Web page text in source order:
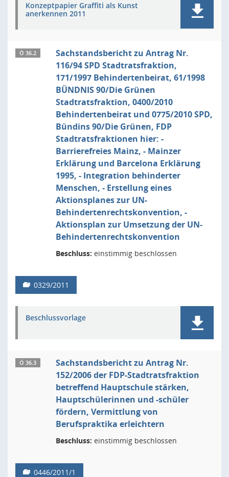
Konzeptpapier Graffiti als Kunst
anerkennen 2011
Ö 36.2
Sachstandsbericht zu Antrag Nr.
116/94 SPD Stadtratsfraktion,
171/1997 Behindertenbeirat, 61/1998
BÜNDNIS 90/Die Grünen
Stadtratsfraktion, 0400/2010
Behindertenbeirat und 0775/2010 SPD,
Bündins 90/Die Grünen, FDP
Stadtratsfraktionen hier: -
Barrierefreies Mainz, - Mainzer
Erklärung und Barcelona Erklärung
1995, - Integration behinderter
Menschen, - Erstellung eines
Aktionsplanes zur UN-
Behindertenrechtskonvention, -
Aktionsplan zur Umsetzung der UN-
Behindertenrechtskonvention
Beschluss: einstimmig beschlossen
0329/2011
Beschlussvorlage
Ö 36.3
Sachstandsbericht zu Antrag Nr.
152/2006 der FDP-Stadtratsfraktion
betreffend Hauptschule stärken,
Hauptschülerinnen und -schüler
fördern, Vermittlung von
Berufspraktika erleichtern
Beschluss: einstimmig beschlossen
0446/2011/1